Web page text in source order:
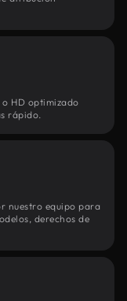
HD optimizado
rápido.
nuestro equipo para
derechos de